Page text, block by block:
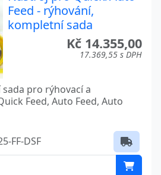
Feed - rýhování,
kompletní sada
Kč 14.355,00
17.369,55 s DPH
pro rýhovací a
Feed, Auto Feed, Auto
FF-DSF